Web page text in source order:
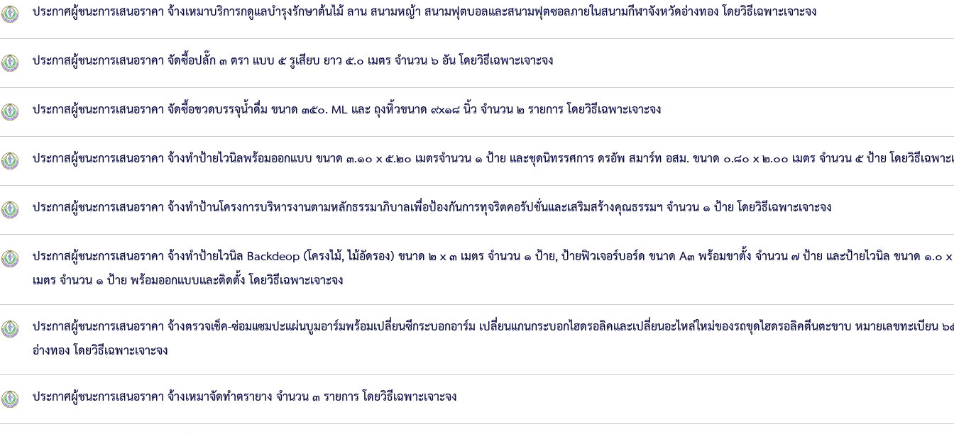
ประกาศผู้ชนะการเสนอราคา จ้างเหมาบริการกดูแลบำรุงรักษาต้นไม้ ลาน สนามหญ้า สนามฟุตบอลและสนามฟุตซอลภายในสนามกีฬาจังหวัดอ่างทอง โดยวิธีเฉพาะเจาะจง
ประกาสผู้ชนะการเสนอราคา จัดซื้อปลั๊ก ๓ ตรา แบบ ๕ รูเสียบ ยาว ๕.๐ เมตร จำนวน ๖ อัน โดยวิธีเฉพาะเจาะจง
ประกาสผู้ชนะการเสนอราคา จัดซื้อขวดบรรจุน้ำดื่ม ขนาด ๓๕๐. ML และ ถุงหิ้วขนาด ๙x๑๘ นิ้ว จำนวน ๒ รายการ โดยวิธีเฉพาะเจาะจง
ประกาสผู้ชนะการเสนอราคา จ้างทำป้ายไวนิลพร้อมออกแบบ ขนาด ๓.๑๐ x ๕.๒๐ เมตรจำนวน ๑ ป้าย และชุดนิทรรศการ ดรอัพ สมาร์ท อสม. ขนาด ๐.๘๐ x ๒.๐๐ เมตร จำนวน ๕ ป้าย โดยวิธีเฉพาะ
ประกาสผู้ชนะการเสนอราคา จ้างทำป้านโครงการบริหารงานตามหลักธรรมาภิบาลเพื่อป้องกันการทุจริตคอรัปชั่นและเสริมสร้างคุณธรรมฯ จำนวน ๑ ป้าย โดยวิธีเฉพาะเจาะจง
ประกาสผู้ชนะการเสนอราคา จ้างทำป้ายไวนิล Backdeop (โครงไม้, ไม้อัดรอง) ขนาด ๒ x ๓ เมตร จำนวน ๑ ป้าย, ป้ายฟิวเจอร์บอร์ด ขนาด A๓ พร้อมขาตั้ง จำนวน ๗ ป้าย และป้ายไวนิล ขนาด ๑.๐
เมตร จำนวน ๑ ป้าย พร้อมออกแบบและติดตั้ง โดยวิธีเฉพาะเจาะจง
ประกาสผู้ชนะการเสนอราคา จ้างตรวจเช็ค-ซ่อมแซมปะแผ่นบูมอาร์มพร้อมเปลี่ยนซีกระบอกอาร์ม เปลี่ยนแกนกระบอกไฮดรอลิคและเปลี่ยนอะไหล่ใหม่ของรถขุดไฮดรอลิคตีนตะขาบ หมายเลขทะเบียน
อ่างทอง โดยวิธีเฉพาะเจาะจง
ประกาศผู้ชนะการเสนอราคา จ้างเหมาจัดทำตรายาง จำนวน ๓ รายการ โดยวิธีเฉพาะเจาะจง